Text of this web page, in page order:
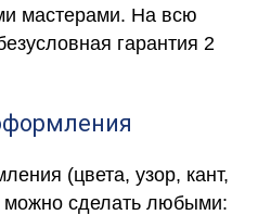
мастерами. На всю
гарантия 2
(цвета, узор, кант,
можно сделать любыми: